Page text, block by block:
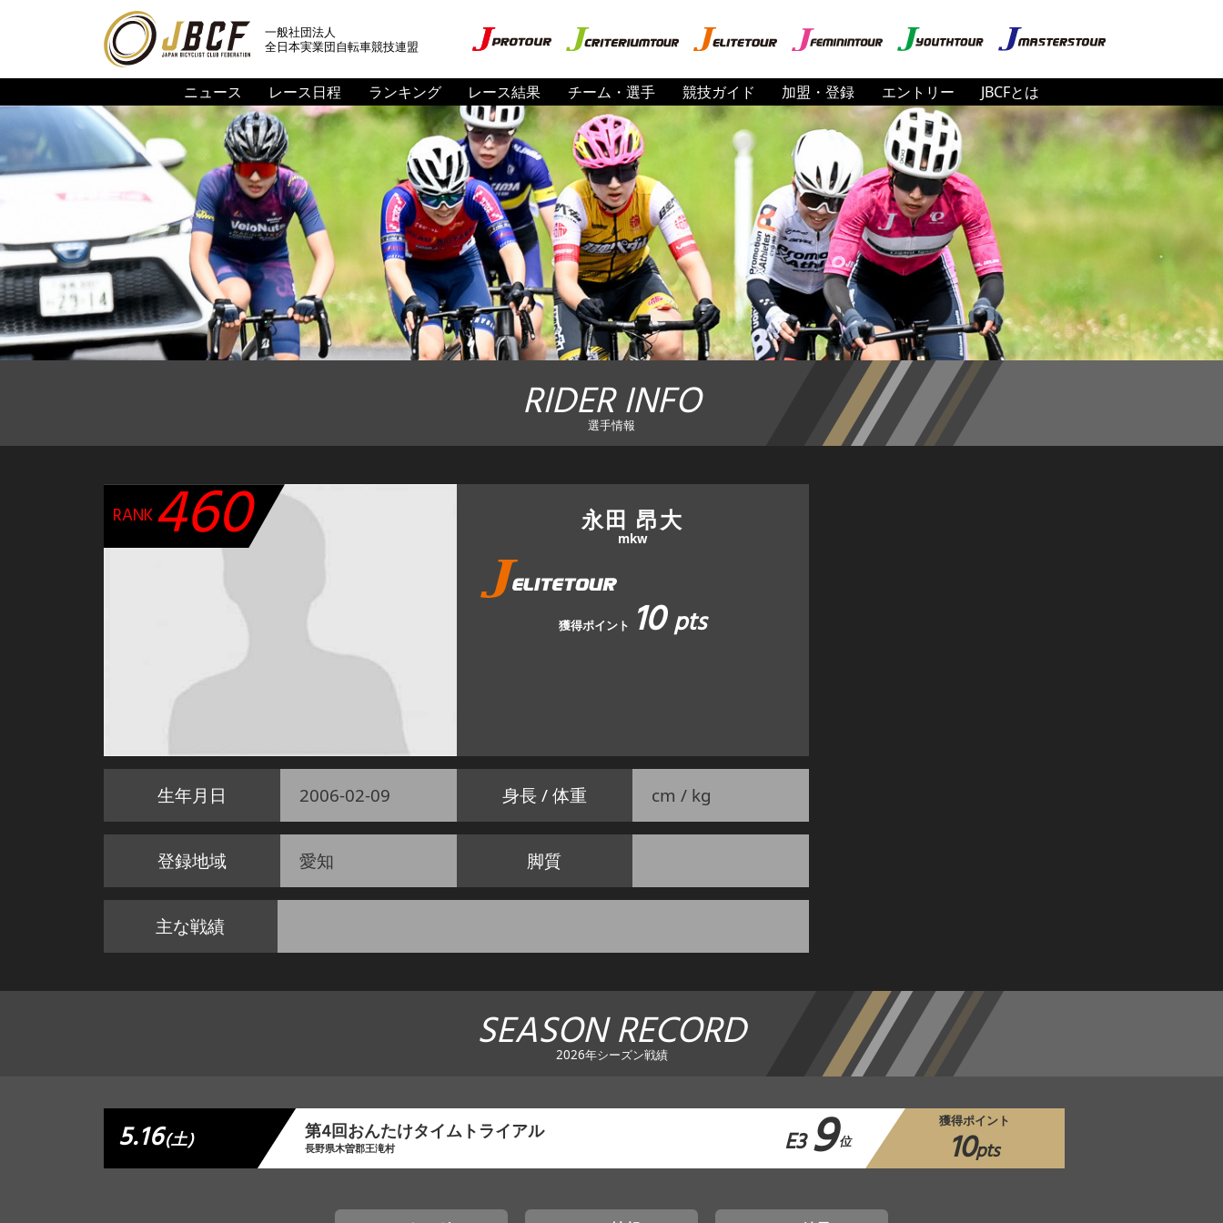
一般社団法人
全日本実業団自転車競技連盟
ニュース レース日程 ランキング レース結果 チーム・選手 競技ガイド 加盟・登録 エントリー JBCFとは
RIDER INFO
選手情報
RANK460 永田 昂大
mkw
獲得ポイント 10pts
生年月日 2006-02-09 身長 / 体重 cm / kg
登録地域 愛知 脚質
主な戦績
SEASON RECORD
2026年シーズン戦績
5.16(土) 第4回おんたけタイムトライアル
長野県木曽郡王滝村 E3 9位
獲得ポイント
10pts